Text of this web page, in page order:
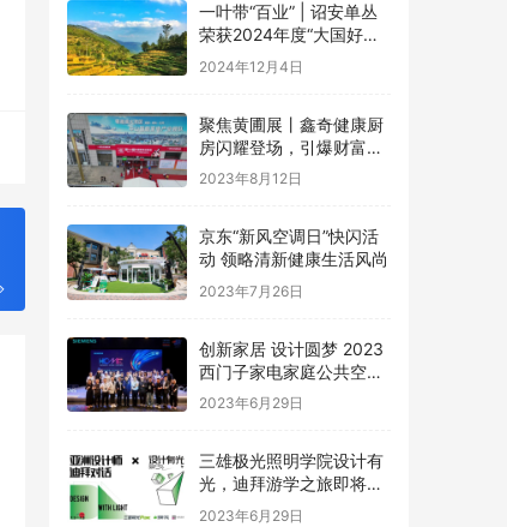
一叶带“百业” | 诏安单丛
荣获2024年度“大国好货·
一县一品”特色品牌
2024年12月4日
聚焦黄圃展丨鑫奇健康厨
房闪耀登场，引爆财富盛
宴
2023年8月12日
京东“新风空调日”快闪活
动 领略清新健康生活风尚
2023年7月26日
创新家居 设计圆梦 2023
西门子家电家庭公共空间
设计大赛圆满礼成
2023年6月29日
三雄极光照明学院设计有
光，迪拜游学之旅即将启
程
2023年6月29日